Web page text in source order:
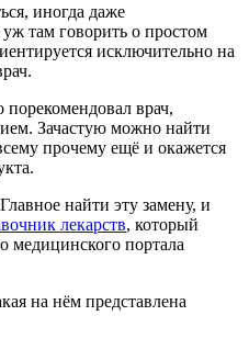
иногда даже
там говорить о простом
исключительно на
порекомендовал врач,
Зачастую можно найти
прочему ещё и окажется
найти эту замену, и
лекарств, который
медицинского портала
на нём представлена